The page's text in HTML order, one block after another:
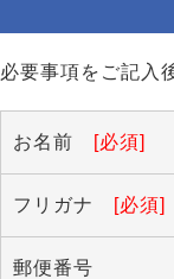
必要事項をご記入
お名前 [必須]
フリガナ [必須]
郵便番号